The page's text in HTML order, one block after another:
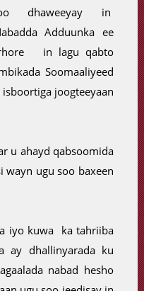
dhaweeyay in
Adduunka ee
in lagu qabto
Soomaaliyeed
joogteeyaan
u ahayd qabsoomida
wayn ugu soo baxeen
iyo kuwa ka tahriiba
ay dhallinyarada ku
nabad hesho